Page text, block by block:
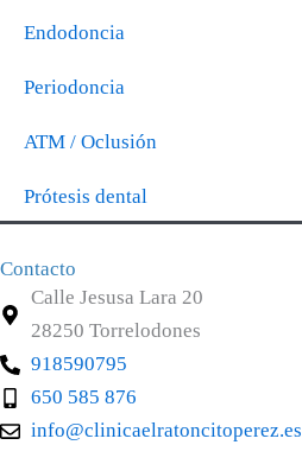
Endodoncia
Periodoncia
ATM / Oclusión
Prótesis dental
Contacto
Calle Jesusa Lara 20
28250 Torrelodones
918590795
650 585 876
info@clinicaelratoncitoperez.es